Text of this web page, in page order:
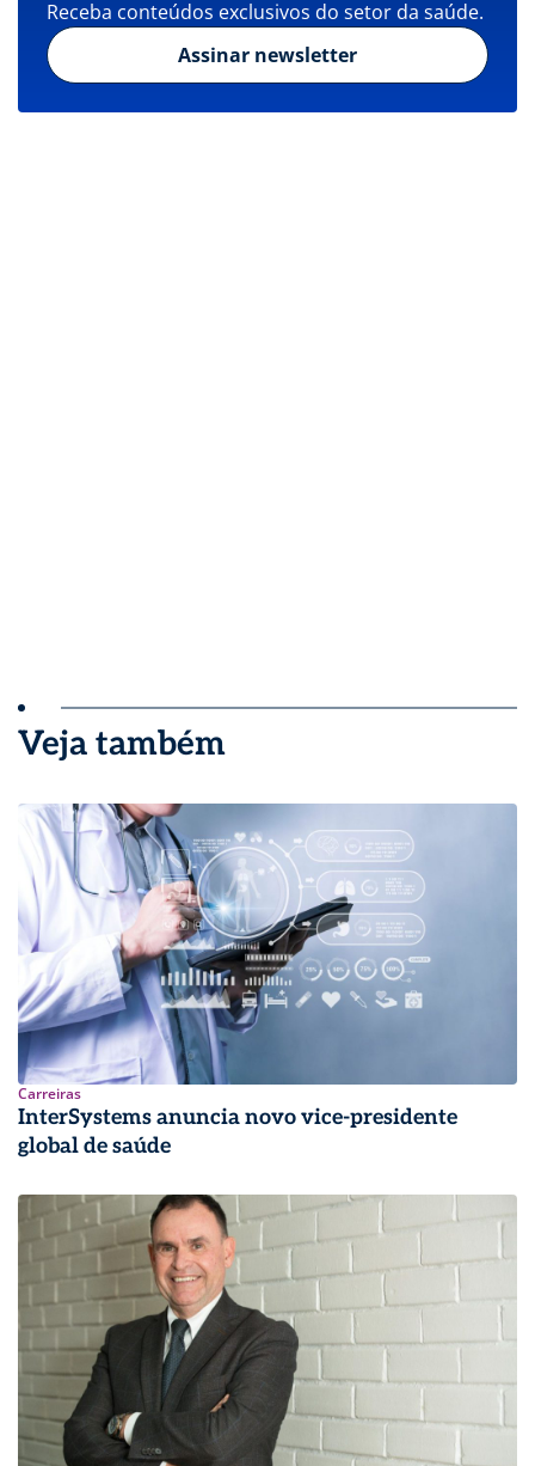
Receba conteúdos exclusivos do setor da saúde.
Assinar newsletter
Veja também
Carreiras
InterSystems anuncia novo vice-presidente
global de saúde